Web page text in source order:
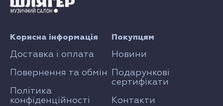
Покупцям
Новини
Подарункові
сертифікати
Контакти
Корисна інформація
Доставка і оплата
Повернення та обмін
Політика
конфіденційності